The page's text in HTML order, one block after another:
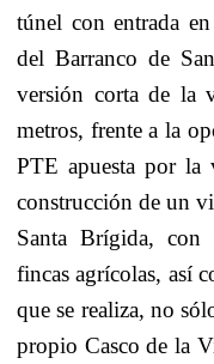
túnel con entrada
del Barranco de
versión corta de la
metros, frente a la
PTE apuesta por la
construcción de un
Santa Brígida, con
fincas agrícolas, así
que se realiza, no
propio Casco de la